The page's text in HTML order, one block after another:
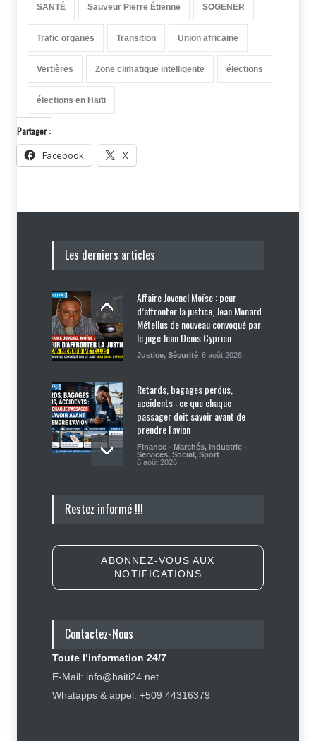
SANTÉ Sauveur Pierre Étienne SOGENER
Trafic organes Transition Union africaine
Vertières Zone climatique intelligente élections
élections en Haïti
Partager :
Facebook X
Les derniers articles
Affaire Jovenel Moïse : peur
d’affronter la justice, Jean Monard
Métellus de nouveau convoqué par
le juge Jean Denis Cyprien
Justice, Sécurité 6 août 2026
Retards, bagages perdus,
accidents : ce que chaque
passager doit savoir avant de
prendre l'avion
Finance - Marchés, Industrie -
Services, Social , Sport
6 août 2026
accélérer la campagne de
Appuyé par les États-Unis, le
Symbole d’échec politique, Youri
Latortue aujourd’hui en quête de
Restez informé !!!
ABONNEZ-VOUS AUX
NOTIFICATIONS
Contactez-Nous
Toute l’information 24/7
E-Mail: info@haiti24.net
Whatapps & appel: +509 44316379